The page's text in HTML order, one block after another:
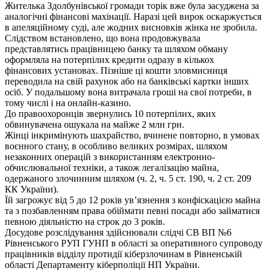
Жителька Здолбунівської громади торік вже була засуджена за
аналогічні фінансові махінації. Наразі цей вирок оскаржується
в апеляційному суді, але жодних висновків жінка не зробила.
Слідством встановлено, що вона продовжувала
представлятись працівницею банку та шляхом обману
оформляла на потерпілих кредити одразу в кількох
фінансових установах. Пізніше ці кошти зловмисниця
переводила на свій рахунок або на банківські картки інших
осіб. У подальшому вона витрачала гроші на свої потреби, в
тому числі і на онлайн-казино.
До правоохоронців звернулись 10 потерпілих, яких
обвинувачена ошукала на майже 2 млн грн.
Жінці інкримінують шахрайство, вчинене повторно, в умовах
воєнного стану, в особливо великих розмірах, шляхом
незаконних операцій з використанням електронно-
обчислювальної техніки, а також легалізацію майна,
одержаного злочинним шляхом (ч. 2, ч. 5 ст. 190, ч. 2 ст. 209
КК України).
Їй загрожує від 5 до 12 років ув’язнення з конфіскацією майна
та з позбавленням права обіймати певні посади або займатися
певною діяльністю на строк до 3 років.
Досудове розслідування здійснювали слідчі СВ ВП №6
Рівненського РУП ГУНП в області за оперативного супроводу
працівників відділу протидії кіберзлочинам в Рівненській
області Департаменту кіберполіції НП України.